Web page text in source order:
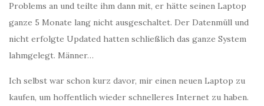
Problems an und teilte ihm dann mit, er hätte seinen Laptop
ganze 5 Monate lang nicht ausgeschaltet. Der Datenmüll und
nicht erfolgte Updated hatten schließlich das ganze System
lahmgelegt. Männer…
Ich selbst war schon kurz davor, mir einen neuen Laptop zu
kaufen, um hoffentlich wieder schnelleres Internet zu haben.